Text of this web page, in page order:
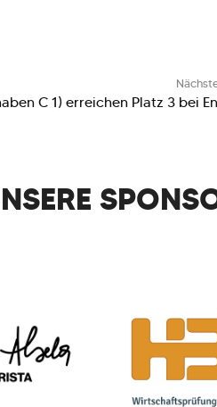
C 1) erreichen Platz 3 bei